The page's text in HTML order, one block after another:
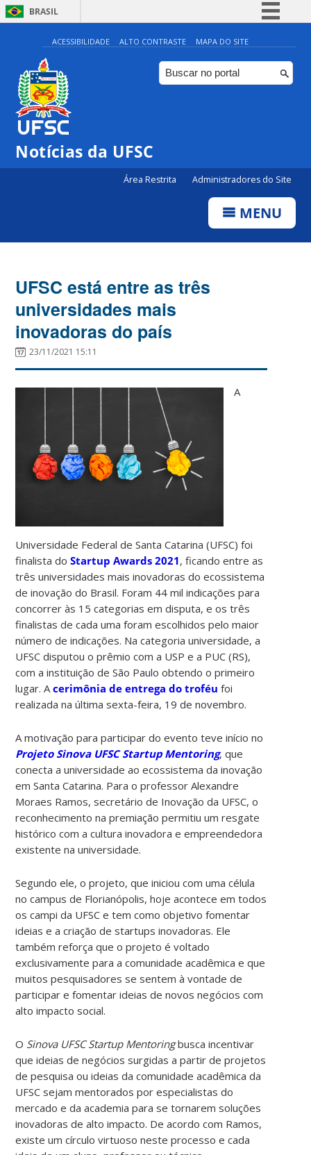
BRASIL
Simplifique!
Comunica BR
Participe
ACESSIBILIDADE ALTO CONTRASTE MAPA DO SITE
Notícias da UFSC
Área Restrita Administradores do Site
MENU
UFSC está entre as três
universidades mais
inovadoras do país
23/11/2021 15:11
A
Universidade Federal de Santa Catarina (UFSC) foi
finalista doStartup Awards 2021, ficando entre as
três universidades mais inovadoras do ecossistema
de inovação do Brasil. Foram 44 mil indicações para
concorrer às 15 categorias em disputa, e os três
finalistas de cada uma foram escolhidos pelo maior
número de indicações. Na categoria universidade, a
UFSC disputou o prêmio com a USP e a PUC (RS),
com a instituição de São Paulo obtendo o primeiro
lugar. Acerimônia de entrega do troféufoi
realizada na última sexta-feira, 19 de novembro.
A motivação para participar do evento teve início no
Projeto Sinova UFSC Startup Mentoring, que
conecta a universidade ao ecossistema da inovação
em Santa Catarina. Para o professor Alexandre
Moraes Ramos, secretário de Inovação da UFSC, o
reconhecimento na premiação permitiu um resgate
histórico com a cultura inovadora e empreendedora
existente na universidade.
Segundo ele, o projeto, que iniciou com uma célula
no campus de Florianópolis, hoje acontece em todos
os campi da UFSC e tem como objetivo fomentar
ideias e a criação de startups inovadoras. Ele
também reforça que o projeto é voltado
exclusivamente para a comunidade acadêmica e que
muitos pesquisadores se sentem à vontade de
participar e fomentar ideias de novos negócios com
alto impacto social.
O Sinova UFSC Startup Mentoringbusca incentivar
que ideias de negócios surgidas a partir de projetos
de pesquisa ou ideias da comunidade acadêmica da
UFSC sejam mentorados por especialistas do
mercado e da academia para se tornarem soluções
inovadoras de alto impacto. De acordo com Ramos,
existe um círculo virtuoso neste processo e cada